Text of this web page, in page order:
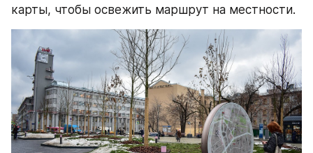
карты, чтобы освежить маршрут на местности.